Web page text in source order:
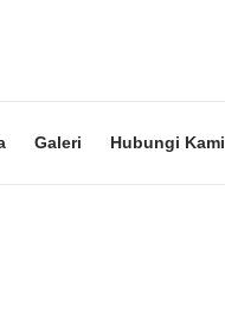
Galeri Hubungi Kami